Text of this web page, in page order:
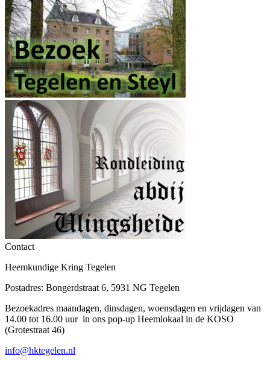
Contact
Heemkundige Kring Tegelen
Postadres: Bongerdstraat 6, 5931 NG Tegelen
Bezoekadres maandagen, dinsdagen, woensdagen en vrijdagen van
14.00 tot 16.00 uur in ons pop-up Heemlokaal in de KOSO
(Grotestraat 46)
info@hktegelen.nl